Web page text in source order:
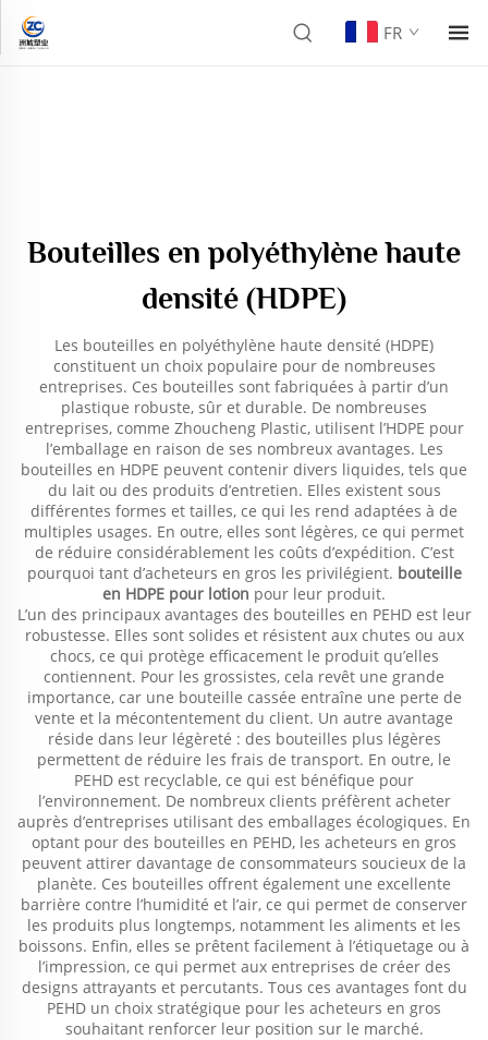
FR
Bouteilles en polyéthylène haute
densité (HDPE)
Les bouteilles en polyéthylène haute densité (HDPE)
constituent un choix populaire pour de nombreuses
entreprises. Ces bouteilles sont fabriquées à partir d’un
plastique robuste, sûr et durable. De nombreuses
entreprises, comme Zhoucheng Plastic, utilisent l’HDPE pour
l’emballage en raison de ses nombreux avantages. Les
bouteilles en HDPE peuvent contenir divers liquides, tels que
du lait ou des produits d’entretien. Elles existent sous
différentes formes et tailles, ce qui les rend adaptées à de
multiples usages. En outre, elles sont légères, ce qui permet
de réduire considérablement les coûts d’expédition. C’est
pourquoi tant d’acheteurs en gros les privilégient. bouteille
en HDPE pour lotion pour leur produit.
L’un des principaux avantages des bouteilles en PEHD est leur
robustesse. Elles sont solides et résistent aux chutes ou aux
chocs, ce qui protège efficacement le produit qu’elles
contiennent. Pour les grossistes, cela revêt une grande
importance, car une bouteille cassée entraîne une perte de
vente et la mécontentement du client. Un autre avantage
réside dans leur légèreté : des bouteilles plus légères
permettent de réduire les frais de transport. En outre, le
PEHD est recyclable, ce qui est bénéfique pour
l’environnement. De nombreux clients préfèrent acheter
auprès d’entreprises utilisant des emballages écologiques. En
optant pour des bouteilles en PEHD, les acheteurs en gros
peuvent attirer davantage de consommateurs soucieux de la
planète. Ces bouteilles offrent également une excellente
barrière contre l’humidité et l’air, ce qui permet de conserver
les produits plus longtemps, notamment les aliments et les
boissons. Enfin, elles se prêtent facilement à l’étiquetage ou à
l’impression, ce qui permet aux entreprises de créer des
designs attrayants et percutants. Tous ces avantages font du
PEHD un choix stratégique pour les acheteurs en gros
souhaitant renforcer leur position sur le marché.